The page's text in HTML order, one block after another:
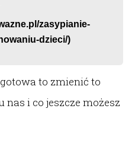
zasypianie-
dzieci/)
to zmienić to
nas i co jeszcze możesz